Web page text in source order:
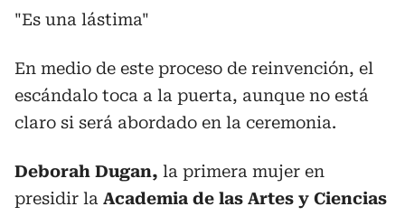
"Es una lástima"
En medio de este proceso de reinvención, el
escándalo toca a la puerta, aunque no está
claro si será abordado en la ceremonia.
Deborah Dugan, la primera mujer en
presidir la Academia de las Artes y Ciencias